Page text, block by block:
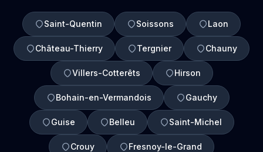
Saint-Quentin Soissons Laon
Château-Thierry Tergnier Chauny
Villers-Cotterêts Hirson
Bohain-en-Vermandois Gauchy
Guise Belleu Saint-Michel
Crouy Fresnoy-le-Grand